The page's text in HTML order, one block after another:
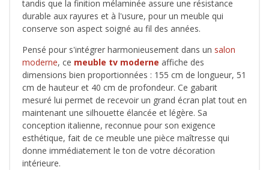
tandis que la finition mélaminée assure une résistance
durable aux rayures et à l'usure, pour un meuble qui
conserve son aspect soigné au fil des années.
Pensé pour s'intégrer harmonieusement dans un salon
moderne, ce meuble tv moderne affiche des
dimensions bien proportionnées : 155 cm de longueur, 51
cm de hauteur et 40 cm de profondeur. Ce gabarit
mesuré lui permet de recevoir un grand écran plat tout en
maintenant une silhouette élancée et légère. Sa
conception italienne, reconnue pour son exigence
esthétique, fait de ce meuble une pièce maîtresse qui
donne immédiatement le ton de votre décoration
intérieure.